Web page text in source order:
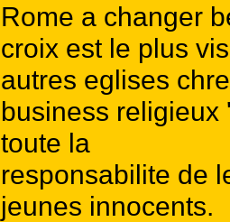
Rome a changer
croix est le plus
autres eglises
business religieux
toute la
responsabilite de
jeunes innocents.